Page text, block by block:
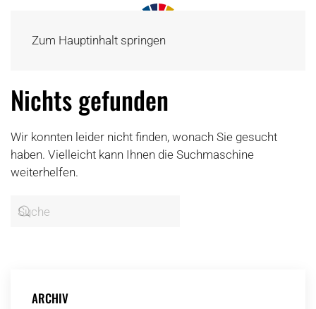
Zum Hauptinhalt springen
Nichts gefunden
Wir konnten leider nicht finden, wonach Sie gesucht
haben. Vielleicht kann Ihnen die Suchmaschine
weiterhelfen.
ARCHIV